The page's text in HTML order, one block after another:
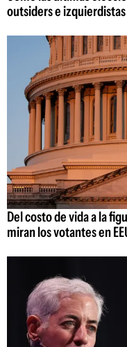
outsiders e
Del costo de vida a la
miran los votantes en